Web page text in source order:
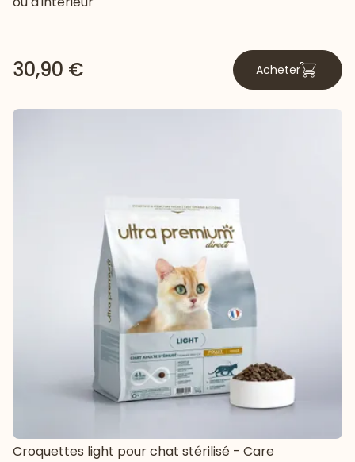
30,90 € Acheter
Croquettes light pour chat stérilisé - Care